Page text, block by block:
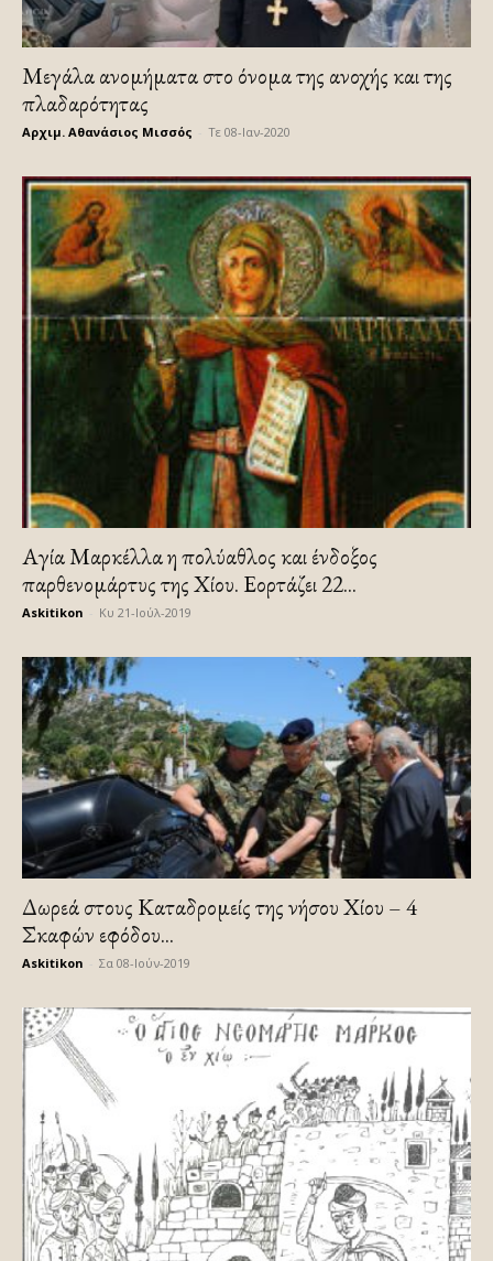
Μεγάλα ανομήματα στο όνομα της ανοχής και της
πλαδαρότητας
Αρχιμ. Αθανάσιος Μισσός Τε 08-Ιαν-2020
Αγία Μαρκέλλα η πολύαθλος και ένδοξος
παρθενομάρτυς της Χίου. Εορτάζει 22...
Askitikon Κυ 21-Ιούλ-2019
Δωρεά στους Καταδρομείς της νήσου Χίου – 4
Σκαφών εφόδου...
Askitikon Σα 08-Ιούν-2019